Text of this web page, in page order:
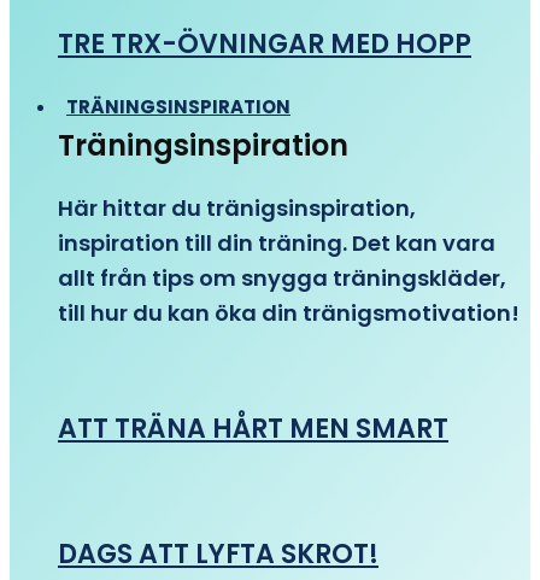
TRE TRX-ÖVNINGAR MED HOPP
TRÄNINGSINSPIRATION
Träningsinspiration
Här hittar du tränigsinspiration,
inspiration till din träning. Det kan vara
allt från tips om snygga träningskläder,
till hur du kan öka din tränigsmotivation!
ATT TRÄNA HÅRT MEN SMART
DAGS ATT LYFTA SKROT!